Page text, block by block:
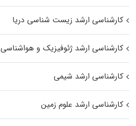
کارشناسی ارشد زیست‌ شناسی دریا
کارشناسی ارشد ژئوفیزیک و هواشناسی
کارشناسی ارشد شیمی
کارشناسی ارشد علوم زمین